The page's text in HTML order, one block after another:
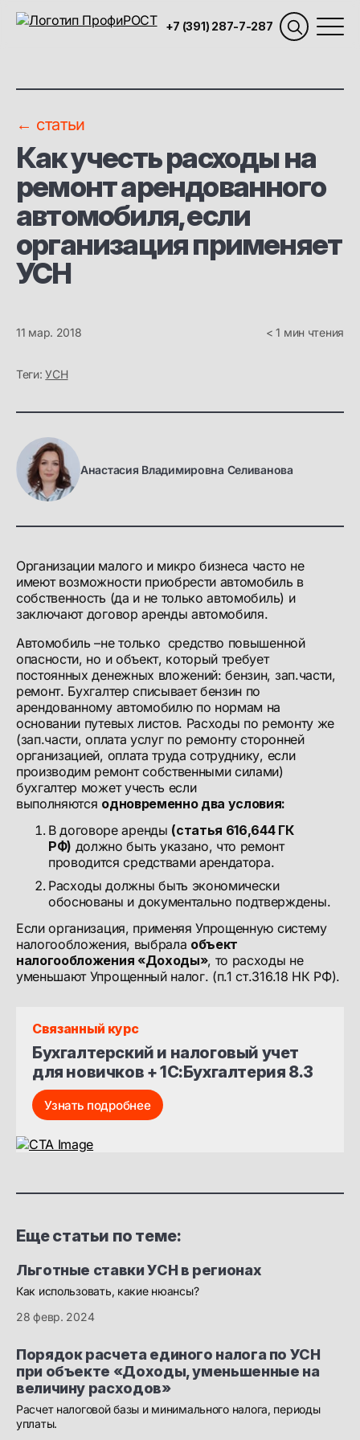
+7 (391) 287-7-287
← статьи
Как учесть расходы на
ремонт арендованного
автомобиля, если
организация применяет
УСН
11 мар. 2018 < 1 мин чтения
Теги:УСН
Организации малого и микро бизнеса часто не
имеют возможности приобрести автомобиль в
собственность (да и не только автомобиль) и
заключают договор аренды автомобиля.
Автомобиль –не только средство повышенной
опасности, но и объект, который требует
постоянных денежных вложений: бензин, зап.части,
ремонт. Бухгалтер списывает бензин по
арендованному автомобилю по нормам на
основании путевых листов. Расходы по ремонту же
(зап.части, оплата услуг по ремонту сторонней
организацией, оплата труда сотруднику, если
производим ремонт собственными силами)
бухгалтер может учесть если
выполняются одновременно два условия:
В договоре аренды (статья 616,644 ГК
РФ) должно быть указано, что ремонт
проводится средствами арендатора.
Расходы должны быть экономически
обоснованы и документально подтверждены.
Если организация, применяя Упрощенную систему
налогообложения, выбрала объект
налогообложения «Доходы», то расходы не
уменьшают Упрощенный налог. (п.1 ст.316.18 НК РФ).
Связанный курс
Бухгалтерский и налоговый учет
для новичков + 1С:Бухгалтерия 8.3
Узнать подробнее
Анастасия Владимировна Селиванова
Еще статьи по теме:
Льготные ставки УСН в регионах
Как использовать, какие нюансы?
28 февр. 2024
Порядок расчета единого налога по УСН
при объекте «Доходы, уменьшенные на
величину расходов»
Расчет налоговой базы и минимального налога, периоды
уплаты.